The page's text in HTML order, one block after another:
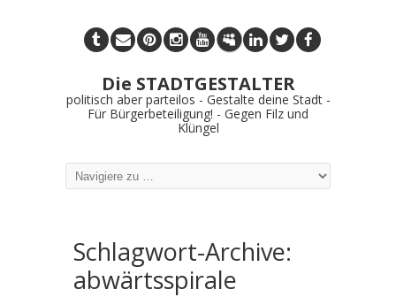
Die STADTGESTALTER
politisch aber parteilos - Gestalte deine Stadt -
Für Bürgerbeteiligung! - Gegen Filz und
Klüngel
Schlagwort-Archive:
abwärtsspirale